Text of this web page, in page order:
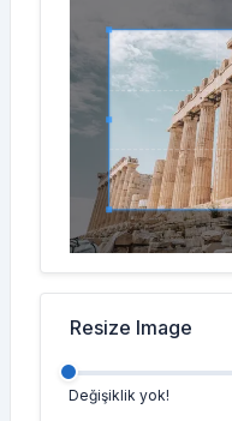
Resize Image
Değişiklik yok!